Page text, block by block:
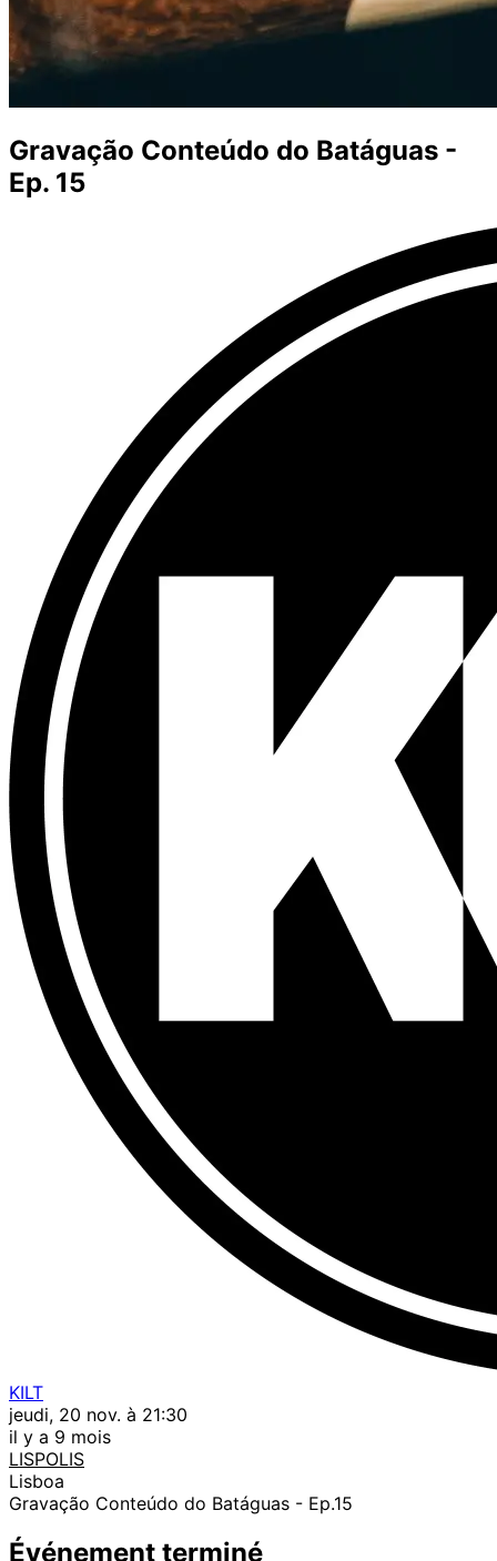
Gravação Conteúdo do Batáguas -
Ep. 15
KILT
jeudi, 20 nov. à 21:30
il y a 9 mois
LISPOLIS
Lisboa
Gravação Conteúdo do Batáguas - Ep.15
Événement terminé